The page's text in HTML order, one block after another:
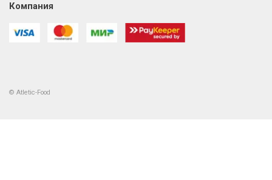
Компания
© Atletic-Food